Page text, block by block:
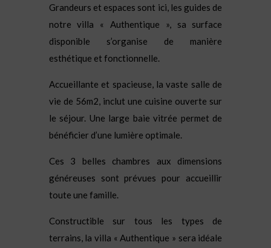
Grandeurs et espaces sont ici, les guides de
notre villa « Authentique », sa surface
disponible s’organise de manière
esthétique et fonctionnelle.
Accueillante et spacieuse, la vaste salle de
vie de 56m2, inclut une cuisine ouverte sur
le séjour. Une large baie vitrée permet de
bénéficier d’une lumière optimale.
Ces 3 belles chambres aux dimensions
généreuses sont prévues pour accueillir
toute une famille.
Constructible sur tous les types de
terrains, la villa « Authentique » sera idéale